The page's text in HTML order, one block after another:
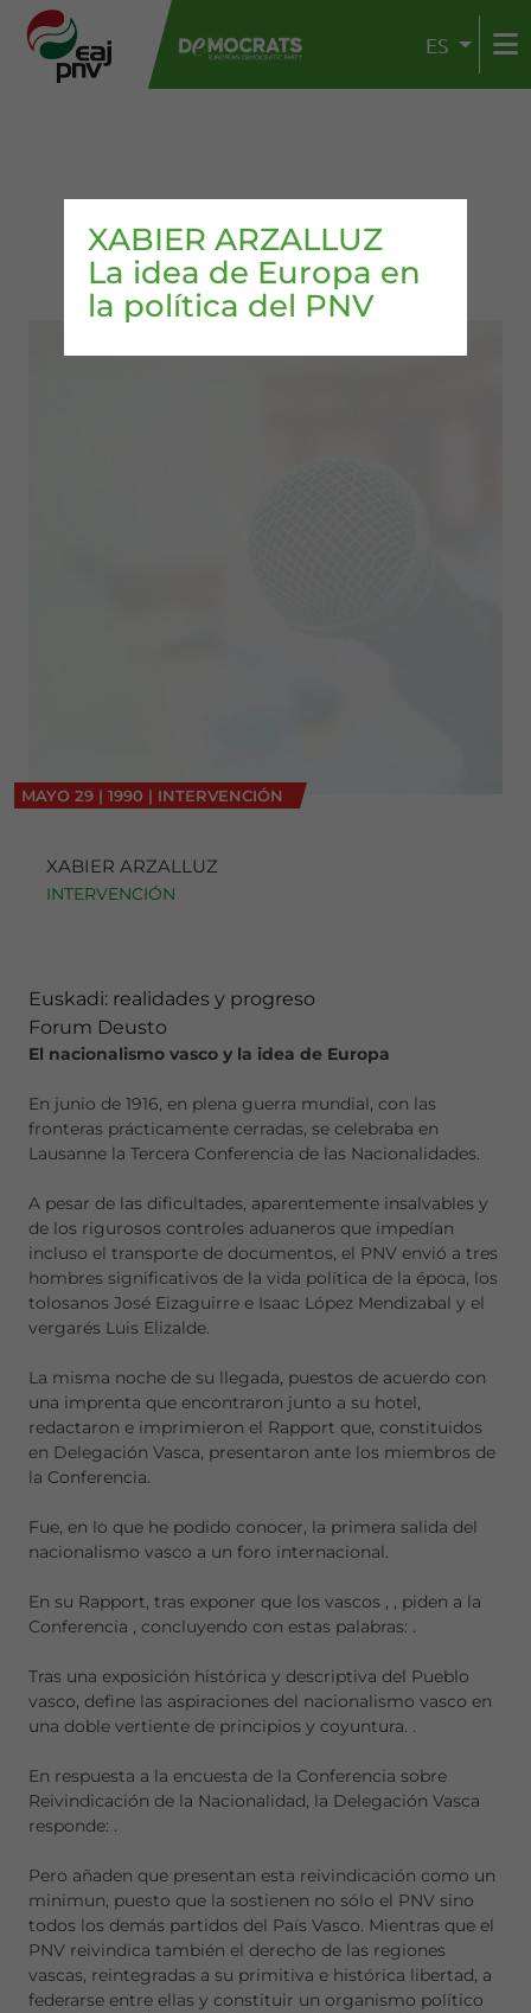
ES
XABIER ARZALLUZ
La idea de Europa en
la política del PNV
MAYO 29 | 1990 | INTERVENCIÓN
XABIER ARZALLUZ
INTERVENCIÓN
Euskadi: realidades y progreso
Forum Deusto
El nacionalismo vasco y la idea de Europa
En junio de 1916, en plena guerra mundial, con las
fronteras prácticamente cerradas, se celebraba en
Lausanne la Tercera Conferencia de las Nacionalidades.
A pesar de las dificultades, aparentemente insalvables y
de los rigurosos controles aduaneros que impedían
incluso el transporte de documentos, el PNV envió a tres
hombres significativos de la vida política de la época, los
tolosanos José Eizaguirre e Isaac López Mendizabal y el
vergarés Luis Elizalde.
La misma noche de su llegada, puestos de acuerdo con
una imprenta que encontraron junto a su hotel,
redactaron e imprimieron el Rapport que, constituidos
en Delegación Vasca, presentaron ante los miembros de
la Conferencia.
Fue, en lo que he podido conocer, la primera salida del
nacionalismo vasco a un foro internacional.
En su Rapport, tras exponer que los vascos , , piden a la
Conferencia , concluyendo con estas palabras: .
Tras una exposición histórica y descriptiva del Pueblo
vasco, define las aspiraciones del nacionalismo vasco en
una doble vertiente de principios y coyuntura. .
En respuesta a la encuesta de la Conferencia sobre
Reivindicación de la Nacionalidad, la Delegación Vasca
responde: .
Pero añaden que presentan esta reivindicación como un
minimun, puesto que la sostienen no sólo el PNV sino
todos los demás partidos del País Vasco. Mientras que el
PNV reivindica también el derecho de las regiones
vascas, reintegradas a su primitiva e histórica libertad, a
federarse entre ellas y constituir un organismo político